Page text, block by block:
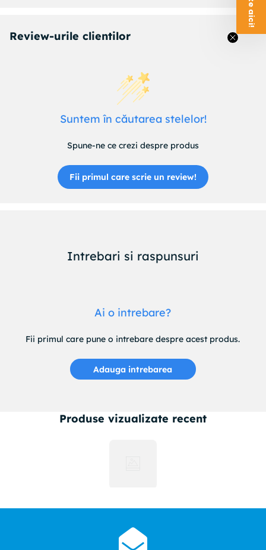
Review-urile clientilor
Suntem în căutarea stelelor!
Spune-ne ce crezi despre produs
Fii primul care scrie un review!
Intrebari si raspunsuri
Ai o intrebare?
Fii primul care pune o intrebare despre acest produs.
Adauga intrebarea
Produse vizualizate recent